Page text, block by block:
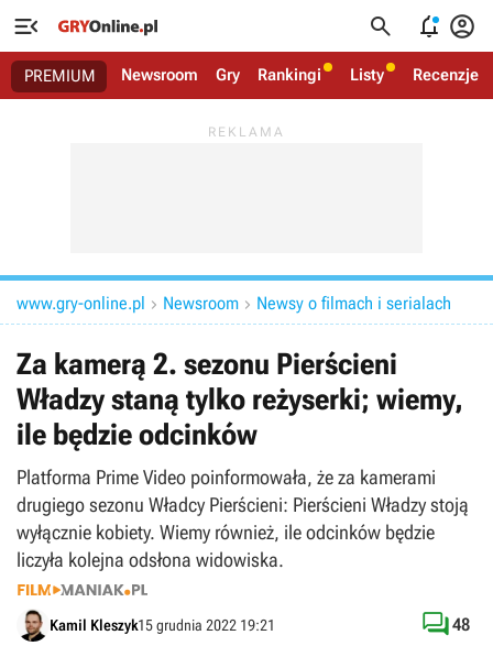
   
PREMIUM Newsroom Gry Rankingi Listy Recenzje
www.gry-online.pl  Newsroom  Newsy o filmach i serialach
Za kamerą 2. sezonu Pierścieni
Władzy staną tylko reżyserki; wiemy,
ile będzie odcinków
Platforma Prime Video poinformowała, że za kamerami
drugiego sezonu Władcy Pierścieni: Pierścieni Władzy stoją
wyłącznie kobiety. Wiemy również, ile odcinków będzie
liczyła kolejna odsłona widowiska.
Kamil Kleszyk15 grudnia 2022 19:21 48